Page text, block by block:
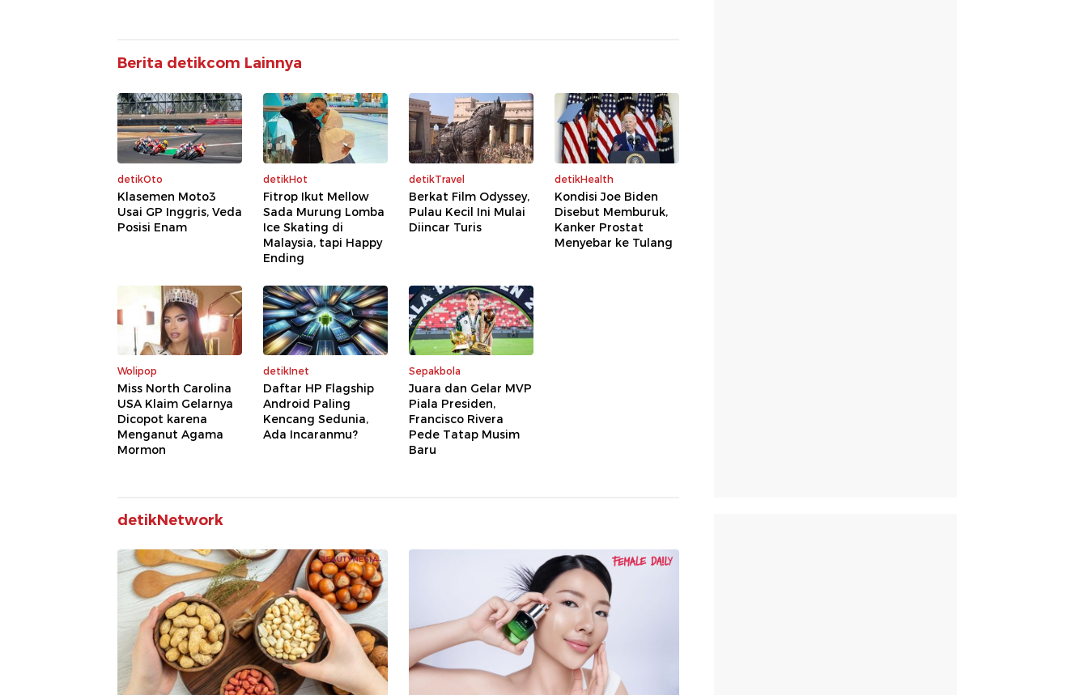
Berita detikcom Lainnya
detikOto
Klasemen Moto3
Usai GP Inggris, Veda
Posisi Enam
detikHot
Fitrop Ikut Mellow
Sada Murung Lomba
Ice Skating di
Malaysia, tapi Happy
Ending
detikTravel
Berkat Film Odyssey,
Pulau Kecil Ini Mulai
Diincar Turis
detikHealth
Kondisi Joe Biden
Disebut Memburuk,
Kanker Prostat
Menyebar ke Tulang
Wolipop
Miss North Carolina
USA Klaim Gelarnya
Dicopot karena
Menganut Agama
Mormon
detikInet
Daftar HP Flagship
Android Paling
Kencang Sedunia,
Ada Incaranmu?
Sepakbola
Juara dan Gelar MVP
Piala Presiden,
Francisco Rivera
Pede Tatap Musim
Baru
detikNetwork